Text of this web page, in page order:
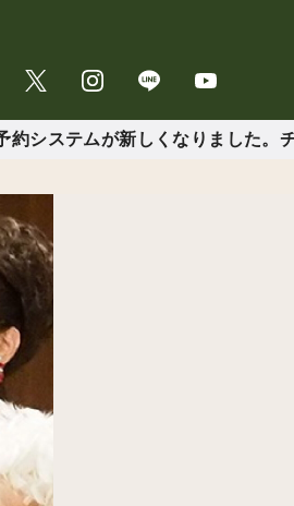
約システムが新しくなりました。